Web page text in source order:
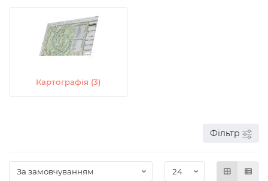
технології та розвиваємо наші продукти, щоб
задовольнити потреби наших клієнтів та партнерів.
Картографія (3)
Фільтр